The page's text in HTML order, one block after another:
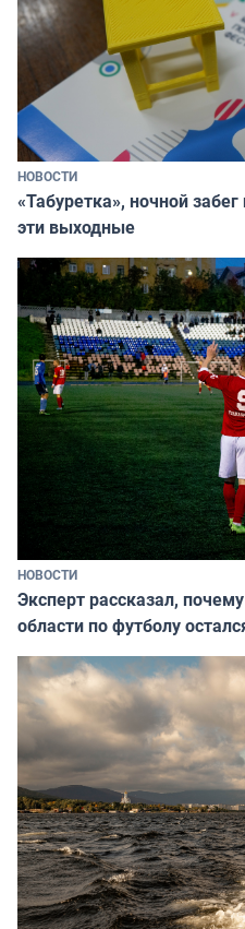
НОВОСТИ
«Табуретка», ночной
эти выходные
НОВОСТИ
Эксперт рассказал,
области по футболу